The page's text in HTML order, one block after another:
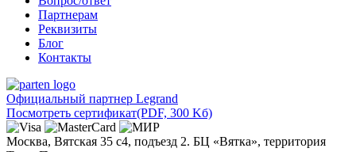
Партнерам
Реквизиты
Блог
Контакты
Официальный партнер Legrand
Посмотреть сертификат(PDF, 300 Kб)
Москва, Вятская 35 с4, подъезд 2. БЦ «Вятка», территория